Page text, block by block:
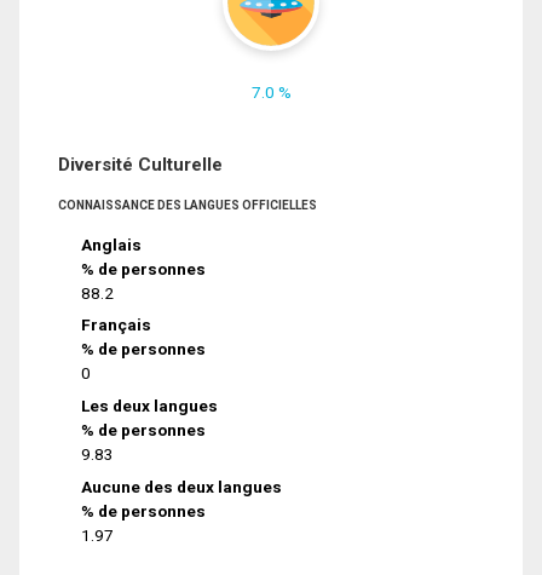
7.0 %
Diversité Culturelle
CONNAISSANCE DES LANGUES OFFICIELLES
Anglais
% de personnes
88.2
Français
% de personnes
0
Les deux langues
% de personnes
9.83
Aucune des deux langues
% de personnes
1.97